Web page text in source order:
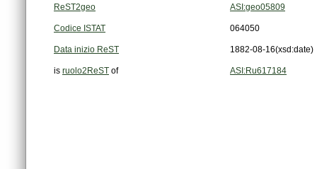
ReST2geo ASI:geo05809
Codice ISTAT 064050
Data inizio ReST 1882-08-16(xsd:date)
is ruolo2ReST of ASI:Ru617184